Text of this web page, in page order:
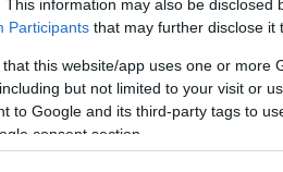
This information may also be disclosed
Participants that may further disclose it
that this website/app uses one or more
but not limited to your visit or
to Google and its third-party tags to
consent section.
δύο γκολ, τα «λιοντάρια του
κάνουν άλλη μία υπέρβαση.
ακούει στο όνομα Ισμαέλ
αποχώρησε